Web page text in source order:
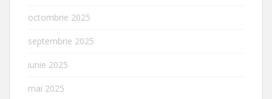
octombrie 2025
septembrie 2025
iunie 2025
mai 2025